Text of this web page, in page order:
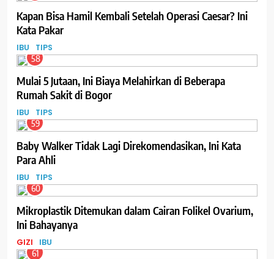
Kapan Bisa Hamil Kembali Setelah Operasi Caesar? Ini
Kata Pakar
IBU TIPS
58
Mulai 5 Jutaan, Ini Biaya Melahirkan di Beberapa
Rumah Sakit di Bogor
IBU TIPS
59
Baby Walker Tidak Lagi Direkomendasikan, Ini Kata
Para Ahli
IBU TIPS
60
Mikroplastik Ditemukan dalam Cairan Folikel Ovarium,
Ini Bahayanya
GIZI IBU
61